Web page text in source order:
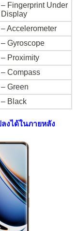
– Fingerprint Under
Display
– Accelerometer
– Gyroscope
– Proximity
– Compass
– Green
– Black
งได้ในภายหลัง